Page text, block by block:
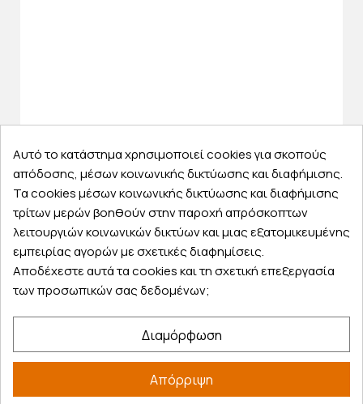
Αυτό το κατάστημα χρησιμοποιεί cookies για σκοπούς
απόδοσης, μέσων κοινωνικής δικτύωσης και διαφήμισης.
Τα cookies μέσων κοινωνικής δικτύωσης και διαφήμισης
τρίτων μερών βοηθούν στην παροχή απρόσκοπτων
λειτουργιών κοινωνικών δικτύων και μιας εξατομικευμένης
εμπειρίας αγορών με σχετικές διαφημίσεις.
Αποδέχεστε αυτά τα cookies και τη σχετική επεξεργασία
των προσωπικών σας δεδομένων;
Διαμόρφωση
Απόρριψη